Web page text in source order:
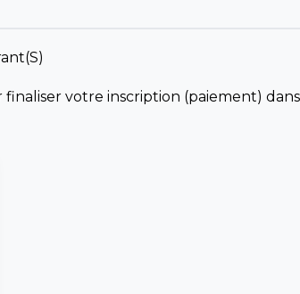
votre inscription (paiement)